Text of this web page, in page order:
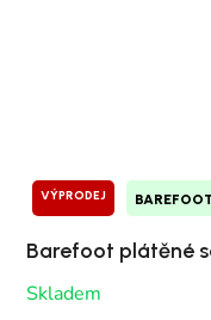
VÝPRODEJ
Barefoot plátěné
Skladem